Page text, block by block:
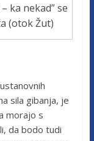
ka nekad” se
(otok Žut)
sila gibanja, je
morajo s
da bodo tudi